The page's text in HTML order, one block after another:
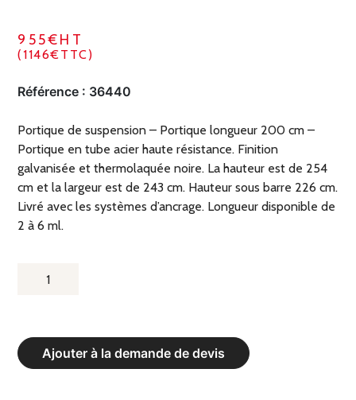
955€HT
(1146€TTC)
Référence : 36440
Portique de suspension – Portique longueur 200 cm –
Portique en tube acier haute résistance. Finition
galvanisée et thermolaquée noire. La hauteur est de 254
cm et la largeur est de 243 cm. Hauteur sous barre 226 cm.
Livré avec les systèmes d’ancrage. Longueur disponible de
2 à 6 ml.
Ajouter à la demande de devis
QUANTITÉ
DE
SUSPENSION